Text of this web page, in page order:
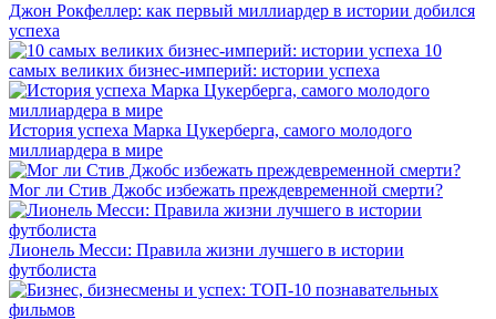
Джон Рокфеллер: как первый миллиардер в истории добился
успеха
10
самых великих бизнес-империй: истории успеха
История успеха Марка Цукерберга, самого молодого
миллиардера в мире
Мог ли Стив Джобс избежать преждевременной смерти?
Лионель Месси: Правила жизни лучшего в истории
футболиста